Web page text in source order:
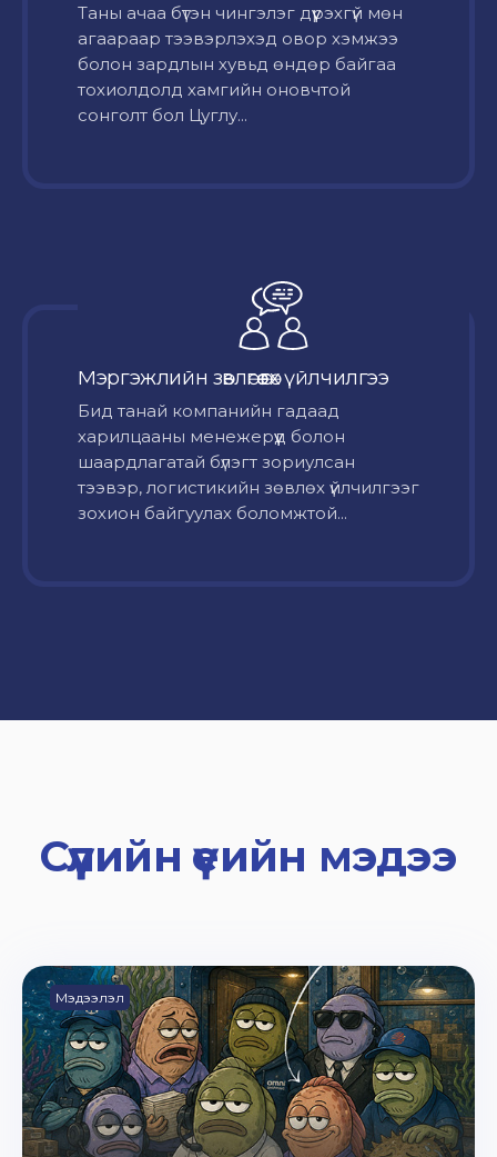
Таны ачаа бүтэн чингэлэг дүүрэхгүй мөн
агаараар тээвэрлэхэд овор хэмжээ
болон зардлын хувьд өндөр байгаа
тохиолдолд хамгийн оновчтой
сонголт бол Цуглу...
Мэргэжлийн зөвлөгөө өгөх үйлчилгээ
Бид танай компанийн гадаад
харилцааны менежерүүд болон
шаардлагатай бүлэгт зориулсан
тээвэр, логистикийн зөвлөх үйлчилгээг
зохион байгуулах боломжтой...
Сүүлийн үеийн мэдээ
Мэдээлэл